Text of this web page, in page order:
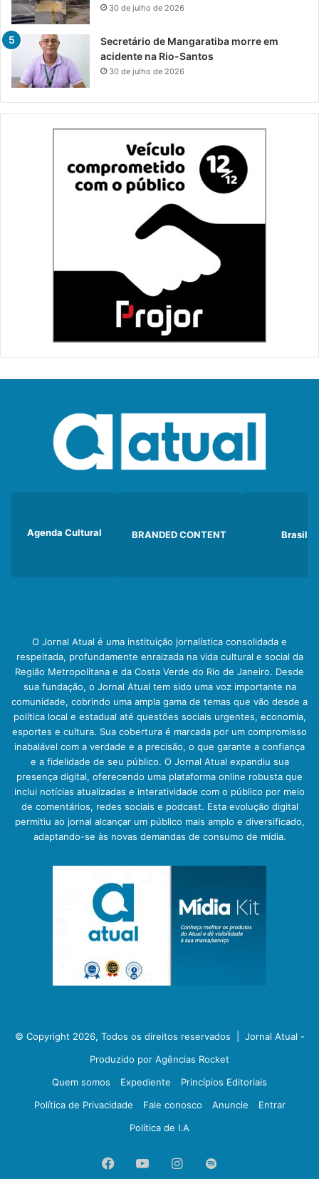
30 de julho de 2026
Secretário de Mangaratiba morre em
acidente na Rio-Santos
30 de julho de 2026
Agenda Cultural BRANDED CONTENT Brasil
O Jornal Atual é uma instituição jornalística consolidada e
respeitada, profundamente enraizada na vida cultural e social da
Região Metropolitana e da Costa Verde do Rio de Janeiro. Desde
sua fundação, o Jornal Atual tem sido uma voz importante na
comunidade, cobrindo uma ampla gama de temas que vão desde a
política local e estadual até questões sociais urgentes, economia,
esportes e cultura. Sua cobertura é marcada por um compromisso
inabalável com a verdade e a precisão, o que garante a confiança
e a fidelidade de seu público. O Jornal Atual expandiu sua
presença digital, oferecendo uma plataforma online robusta que
inclui notícias atualizadas e interatividade com o público por meio
de comentários, redes sociais e podcast. Esta evolução digital
permitiu ao jornal alcançar um público mais amplo e diversificado,
adaptando-se às novas demandas de consumo de mídia.
© Copyright 2026, Todos os direitos reservados | Jornal Atual -
Produzido por Agências Rocket
Quem somos
Expediente
Princípios Editoriais
Política de Privacidade
Fale conosco Anuncie
Entrar
Política de I.A
FacebookYouTubeInstagram
Spotify